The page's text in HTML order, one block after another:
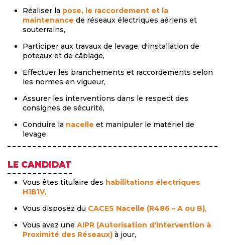
Réaliser la pose, le raccordement et la
maintenance de réseaux électriques aériens et
souterrains,
Participer aux travaux de levage, d'installation de
poteaux et de câblage,
Effectuer les branchements et raccordements selon
les normes en vigueur,
Assurer les interventions dans le respect des
consignes de sécurité,
Conduire la nacelle et manipuler le matériel de
levage.
LE CANDIDAT
Vous êtes titulaire des habilitations électriques
H1B1V,
Vous disposez du CACES Nacelle (R486 – A ou B),
Vous avez une AIPR (Autorisation d'Intervention à
Proximité des Réseaux) à jour,